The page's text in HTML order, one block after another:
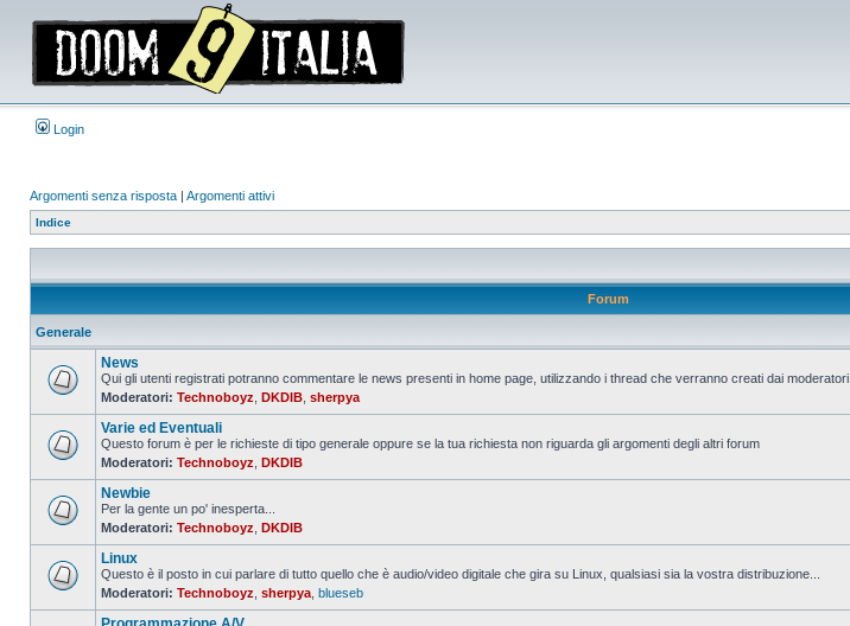
Login
Argomenti senza risposta | Argomenti attivi
Indice
Forum
Generale
Nessun
messaggio
da
leggere
News
Qui gli utenti registrati potranno commentare le news presenti in home page, utilizzando i thread che verranno creati dai moderatori
Moderatori: Technoboyz DKDIB sherpya
Nessun
messaggio
da
leggere
Varie ed Eventuali
Questo forum è per le richieste di tipo generale oppure se la tua richiesta non riguarda gli argomenti degli altri forum
Moderatori: Technoboyz DKDIB
Nessun
messaggio
leggere
Newbie
Per la gente un po' inesperta...
Moderatori: Technoboyz DKDIB
Nessun
messaggio
da
Linux
Questo è il posto in cui parlare di tutto quello che è audio/video digitale che gira su Linux, qualsiasi sia la vostra distribuzione...
Moderatori: Technoboyz sherpya blueseb